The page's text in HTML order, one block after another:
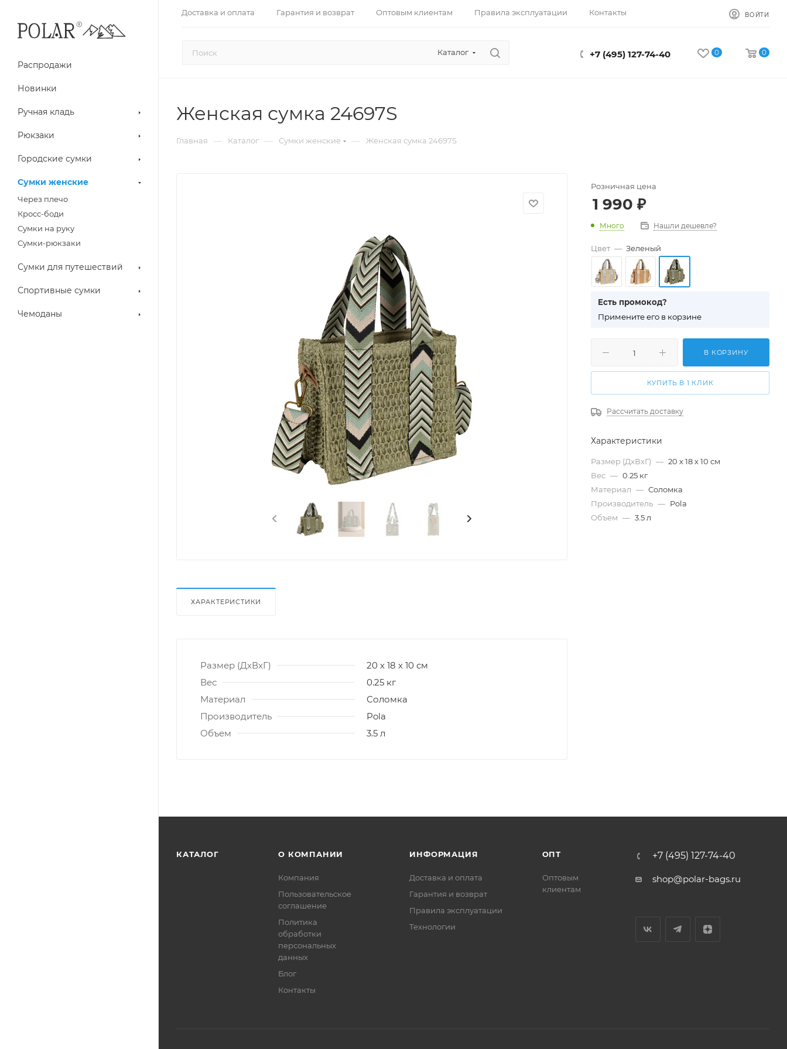
Доставка и оплата Гарантия и возврат Оптовым клиентам Правила эксплуатации Контакты ВОЙТИ
Каталог +7 (495) 127-74-40 0 0
Распродажи
Новинки
Ручная кладь
Рюкзаки
Городские сумки
Сумки женские
Через плечо
Кросс-боди
Сумки на руку
Сумки-рюкзаки
Сумки для путешествий
Спортивные сумки
Чемоданы
Женская сумка 24697S
Главная — Каталог — Сумки женские — Женская сумка 24697S
ХАРАКТЕРИСТИКИ
Размер (ДхВхГ)
20 х 18 х 10 см
Вес
0.25 кг
Материал
Соломка
Производитель
Pola
Объем
3.5 л
Розничная цена
1 990 ₽
Много Нашли дешевле?
Цвет — Зеленый
Есть промокод?
Примените его в корзине
В КОРЗИНУ
КУПИТЬ В 1 КЛИК
Рассчитать доставку
Характеристики
Размер (ДхВхГ) — 20 х 18 х 10 см
Вес — 0.25 кг
Материал — Соломка
Производитель — Pola
Объем — 3.5 л
КАТАЛОГ О КОМПАНИИ
Компания
Пользовательское
соглашение
Политика
обработки
персональных
данных
Блог
Контакты
ИНФОРМАЦИЯ
Доставка и оплата
Гарантия и возврат
Правила эксплуатации
Технологии
ОПТ
Оптовым
клиентам
+7 (495) 127-74-40
shop@polar-bags.ru